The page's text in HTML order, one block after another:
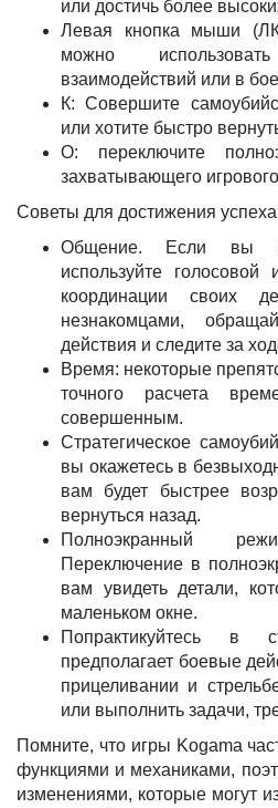
или достичь более
Левая кнопка мыши
можно
взаимодействий или в
К: Совершите
или хотите быстро
O: переключите
захватывающего
Советы для достижения
Общение. Если вы
используйте
координации своих
незнакомцами,
действия и следите за
Время: некоторые
точного расчета
совершенным.
Стратегическое
вы окажетесь в
вам будет быстрее
вернуться назад.
Полноэкранный
Переключение в
вам увидеть детали,
маленьком окне.
Попрактикуйтесь в
предполагает боевые
прицеливании и
или выполнить задачи,
Помните, что игры Kogama
функциями и механиками,
изменениями, которые могут